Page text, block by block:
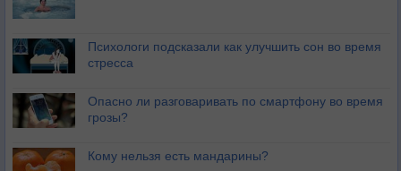
Психологи подсказали как улучшить сон во время
стресса
Опасно ли разговаривать по смартфону во время
грозы?
Кому нельзя есть мандарины?